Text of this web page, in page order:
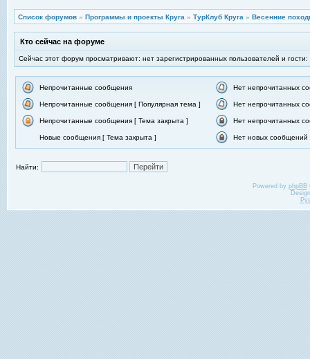
Список форумов » Программы и проекты Круга » ТурКлуб Круга » Весенние
Кто сейчас на форуме
Сейчас этот форум просматривают: нет зарегистрированных пользователей и гости:
Непрочитанные сообщения Нет непрочитанных
Непрочитанные сообщения [ Популярная тема ] Нет непрочитанных
Непрочитанные сообщения [ Тема закрыта ] Нет непрочитанных
Новые сообщения [ Тема закрыта ] Нет новых сообщений
Найти:
Powered by phpBB